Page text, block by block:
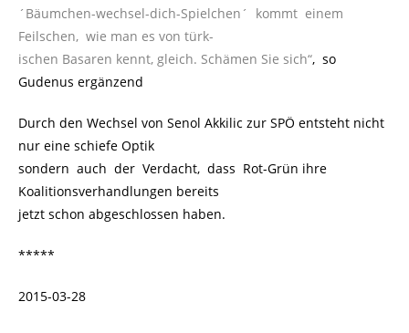
´Bäumchen-wechsel-dich-Spielchen´ kommt einem
Feilschen, wie man es von türk-
ischen Basaren kennt, gleich. Schämen Sie sich“, so
Gudenus ergänzend
Durch den Wechsel von Senol Akkilic zur SPÖ entsteht nicht
nur eine schiefe Optik
sondern auch der Verdacht, dass Rot-Grün ihre
Koalitionsverhandlungen bereits
jetzt schon abgeschlossen haben.
*****
2015-03-28